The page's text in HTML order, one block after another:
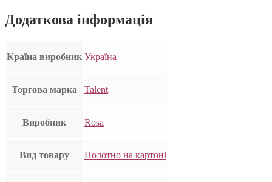
Додаткова інформація
Країна виробник Україна
Торгова марка Talent
Виробник Rosa
Вид товару Полотно на картоні